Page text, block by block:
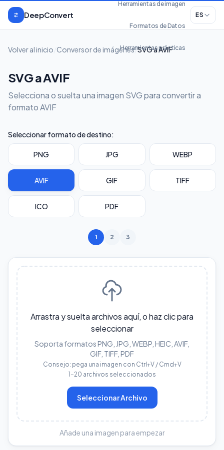
Saltar al contenido
DeepConvert
Herramientas de imagen
Formatos de Datos
Herramientas prácticas
ES
Volver al inicio Conversor de imágenes/SVG a AVIF
SVG a AVIF
Selecciona o suelta una imagen SVG para convertir a
formato AVIF
Seleccionar formato de destino:
PNG JPG WEBP
AVIF GIF TIFF
ICO PDF
1 2 3
Arrastra y suelta archivos aquí, o haz clic para
seleccionar
Soporta formatos PNG, JPG, WEBP, HEIC, AVIF,
GIF, TIFF, PDF
Consejo: pega una imagen con Ctrl+V / Cmd+V
1–20 archivos seleccionados
Seleccionar Archivo
Añade una imagen para empezar